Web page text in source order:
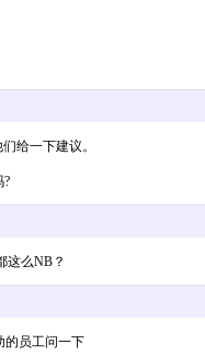
给一下建议。
?
这么NB？
的员工问一下